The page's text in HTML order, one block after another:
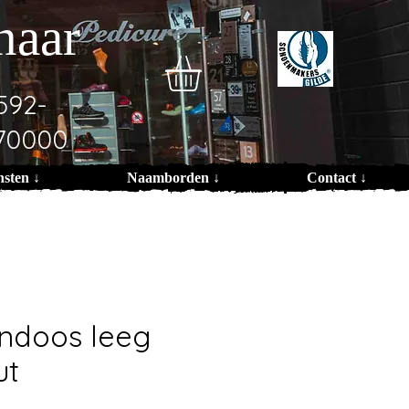
↓ Naamborden ↓ Contact ↓
leeg